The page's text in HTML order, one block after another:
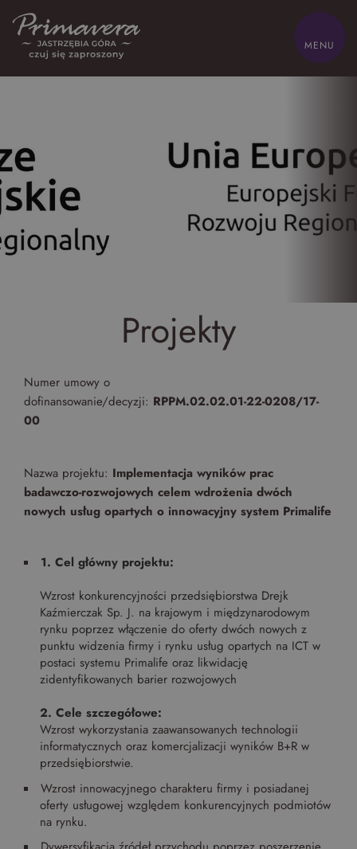
MENU
HOME
ZAMKNIJ
Oferty
Pokoje
Gastronomia
Biznes
Odchudzanie
Zdrowie
Top 5 bestsellers
Program odchudzający SPA Deluxe
Sylwester w klimacie Moulin Rouge - pobyt z balem -
SPA dla przyjaciółek
PIESKI MILE WIDZIANE
PET FRIENDLY
Projekty
Numer umowy o
dofinansowanie/decyzji: RPPM.02.02.01-22-0208/17-
00
Nazwa projektu: Implementacja wyników prac
badawczo-rozwojowych celem wdrożenia dwóch
nowych usług opartych o innowacyjny system Primalife
1. Cel główny projektu:
Wzrost konkurencyjności przedsiębiorstwa Drejk
Kaźmierczak Sp. J. na krajowym i międzynarodowym
rynku poprzez włączenie do oferty dwóch nowych z
punktu widzenia firmy i rynku usług opartych na ICT w
postaci systemu Primalife oraz likwidację
zidentyfikowanych barier rozwojowych
2. Cele szczegółowe:
Wzrost wykorzystania zaawansowanych technologii
informatycznych oraz komercjalizacji wyników B+R w
przedsiębiorstwie.
Wzrost innowacyjnego charakteru firmy i posiadanej
oferty usługowej względem konkurencyjnych podmiotów
na rynku.